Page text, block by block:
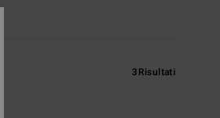
3Risultati